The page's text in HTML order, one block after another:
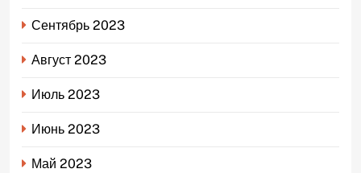
Сентябрь 2023
Август 2023
Июль 2023
Июнь 2023
Май 2023